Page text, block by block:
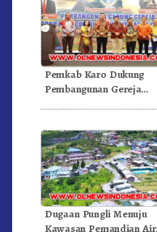
Pemkab Karo Dukung
Pembangunan Gereja
Dugaan Pungli Menuju
Kawasan Pemandian Air